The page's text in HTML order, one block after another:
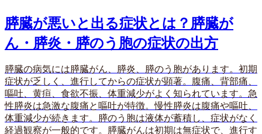
膵臓が悪いと出る症状とは？膵臓が
ん・膵炎・膵のう胞の症状の出方
膵臓の病気には膵臓がん、膵炎、膵のう胞があります。初期
症状が乏しく、進行してからの症状が顕著。腹痛、背部痛、
嘔吐、黄疸、食欲不振、体重減少がよく知られています。急
性膵炎は急激な腹痛と嘔吐が特徴。慢性膵炎は腹痛や嘔吐、
体重減少が続きます。膵のう胞は液体が蓄積し、症状がなく
経過観察が一般的です。膵臓がんは初期は無症状で、進行す